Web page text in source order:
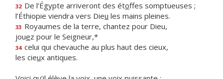
32 De l’Égypte arriveront des étoffes somptueuses ;
l’Éthiopie viendra vers Dieu les mains pleines.
33 Royaumes de la terre, chantez pour Dieu,
jouez pour le Seigneur,*
34 celui qui chevauche au plus haut des cieux,
les cieux antiques.